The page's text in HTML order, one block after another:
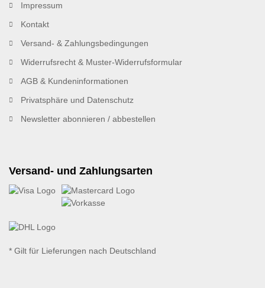
Impressum
Kontakt
Versand- & Zahlungsbedingungen
Widerrufsrecht & Muster-Widerrufsformular
AGB & Kundeninformationen
Privatsphäre und Datenschutz
Newsletter abonnieren / abbestellen
Versand- und Zahlungsarten
* Gilt für Lieferungen nach Deutschland